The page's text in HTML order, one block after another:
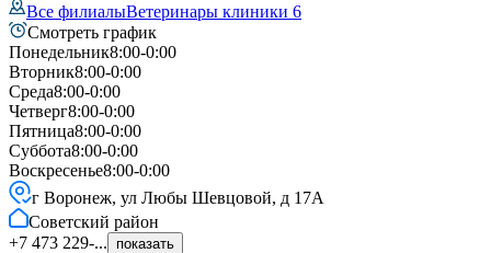
Все филиалыВетеринары клиники 6
Смотреть график
Понедельник8:00-0:00
Вторник8:00-0:00
Среда8:00-0:00
Четверг8:00-0:00
Пятница8:00-0:00
Суббота8:00-0:00
Воскресенье8:00-0:00
г Воронеж, ул Любы Шевцовой, д 17А
Советский район
+7 473 229-...
показать